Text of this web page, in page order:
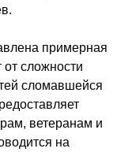
примерная
от сложности
сломавшейся
ветеранам и
на